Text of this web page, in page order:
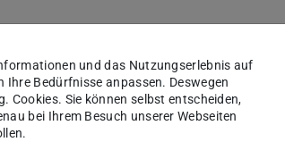
werden durch
und das Nutzungserlebnis auf
Ihre Bedürfnisse anpassen. Deswegen
Cookies. Sie können selbst entscheiden,
bei Ihrem Besuch unserer Webseiten